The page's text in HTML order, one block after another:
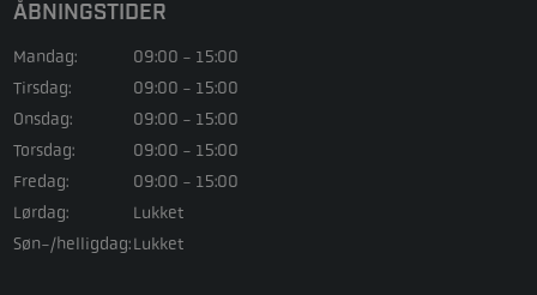
ÅBNINGSTIDER
Mandag:
09:00 - 15:00
Tirsdag:
09:00 - 15:00
Onsdag:
09:00 - 15:00
Torsdag:
09:00 - 15:00
Fredag:
09:00 - 15:00
Lørdag:
Lukket
Søn-/helligdag:Lukket